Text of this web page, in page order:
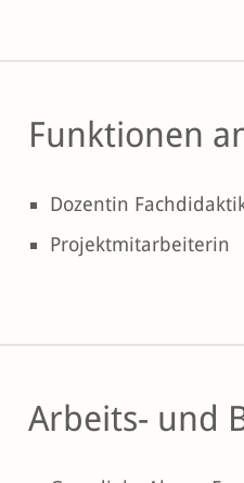
Funktionen
Dozentin
Projektmitarbeiterin
Arbeits- und